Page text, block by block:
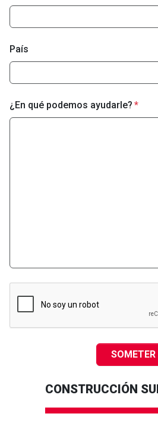
País
¿En qué podemos ayudarle?
SOMETER
CONSTRUCCIÓN